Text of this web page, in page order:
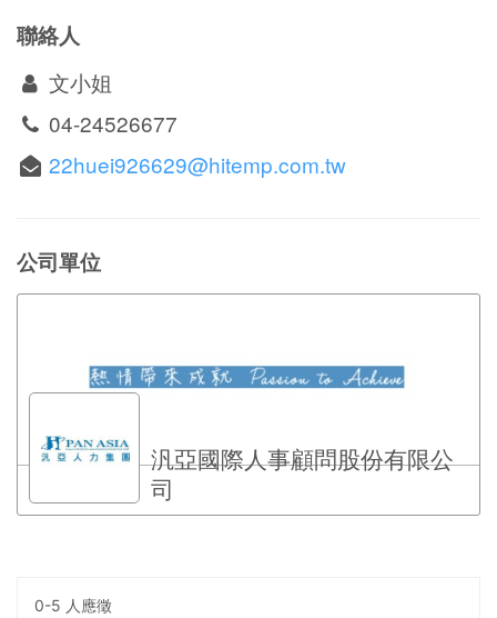
聯絡人
文小姐
04-24526677
22huei926629@hitemp.com.tw
公司單位
汎亞國際人事顧問股份有限公
司
0-5 人應徵